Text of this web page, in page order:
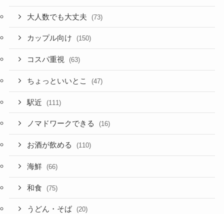
大人数でも大丈夫 (73)
カップル向け (150)
コスパ重視 (63)
ちょっといいとこ (47)
駅近 (111)
ノマドワークできる (16)
お酒が飲める (110)
海鮮 (66)
和食 (75)
うどん・そば (20)